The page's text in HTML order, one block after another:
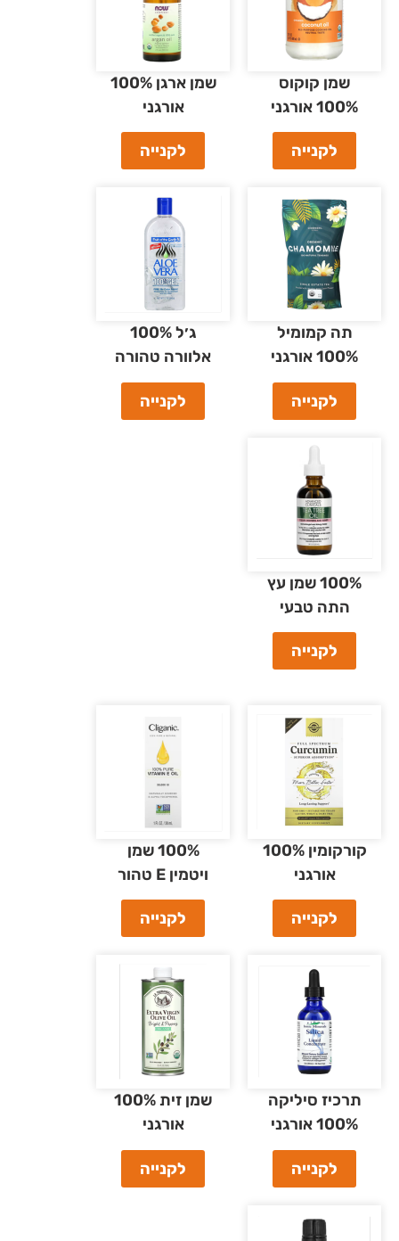
שמן קוקוס
100% אורגני
לקנייה לקנייה
שמן ארגן 100%
אורגני
לקנייה
תה קמומיל
100% אורגני
לקנייה
ג׳ל 100%
אלוורה טהורה
לקנייה
100% שמן עץ
התה טבעי
קורקומין 100%
אורגני
לקנייה לקנייה
100% שמן
ויטמין E טהור
לקנייה
תרכיז סיליקה
100% אורגני
לקנייה
שמן זית 100%
אורגני